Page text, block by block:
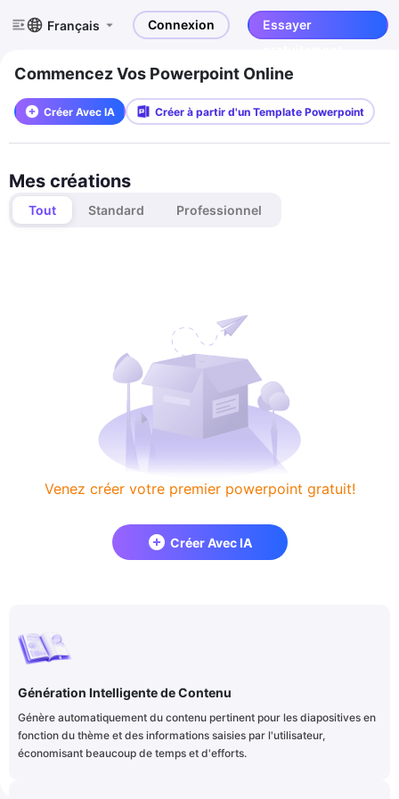
Français Connexion
Essayer
Commencez Vos Powerpoint Online
Créer Avec IA Créer à partir d'un Template Powerpoint
Mes créations
Tout Standard Professionnel
Venez créer votre premier powerpoint gratuit!
Créer Avec IA
Génération Intelligente de Contenu
Génère automatiquement du contenu pertinent pour les diapositives en
fonction du thème et des informations saisies par l'utilisateur,
économisant beaucoup de temps et d'efforts.